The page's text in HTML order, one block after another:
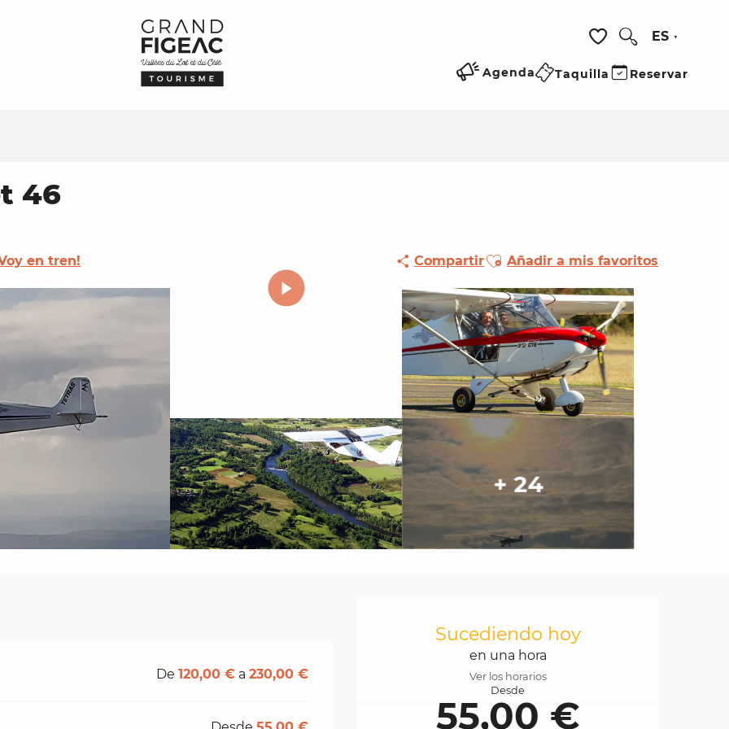
Voir les favoris
ES
Agenda Taquilla Reservar
46
en tren! CompartirAjouter aux favoris
Añadir a mis favoritos
+ 24
Horarios y datos de
Sucediendo hoy
en una hora
Ver los horarios
Desde
55,00 €
De120,00 € a230,00 €